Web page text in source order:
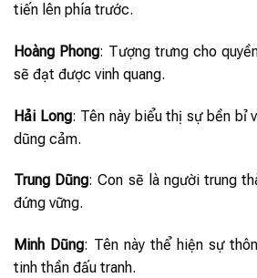
tiến lên phía trước.
Hoàng Phong: Tượng trưng cho
sẽ đạt được vinh quang.
Hải Long: Tên này biểu thị sự bền bỉ
dũng cảm.
Trung Dũng: Con sẽ là người trung
đứng vững.
Minh Dũng: Tên này thể hiện sự
tinh thần đấu tranh.